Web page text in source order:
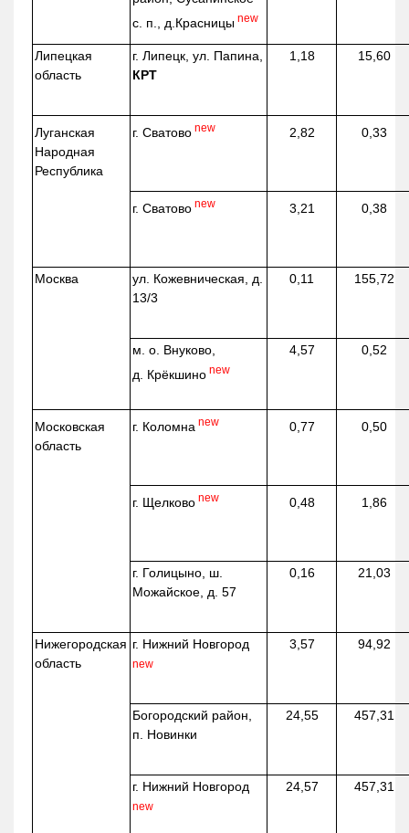
с. п., д.Красницы new
Липецкая
область
г. Липецк, ул. Папина,
КРТ
1,18 15,60
Луганская
Народная
Республика
г. Сватово new 2,82 0,33
г. Сватово new 3,21 0,38
Москва ул. Кожевническая , д.
13/3
0,11 155,72
м. о. Внуково,
д. Крёкшино new
4,57 0,52
Московская
область
г. Коломна new 0,77 0,50
г. Щелково new 0,48 1,86
г. Голицыно, ш.
Можайское, д. 57
0,16 21,03
Нижегородская
область
г. Нижний Новгород
new
3,57 94,92
Богородский район,
п. Новинки
24,55 457,31
г. Нижний Новгород
new
24,57 457,31